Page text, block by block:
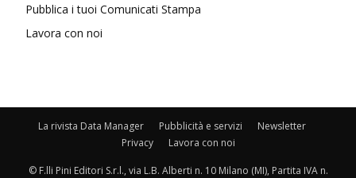
Pubblica i tuoi Comunicati Stampa
Lavora con noi
La rivista Data Manager Pubblicità e servizi
Newsletter
Privacy
Lavora con noi
© F.lli Pini Editori S.r.l., via L.B. Alberti n. 10 Milano (MI), Partita IVA n.